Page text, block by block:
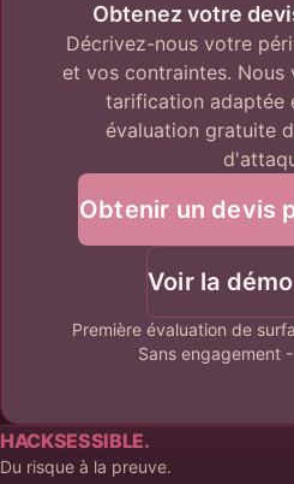
Obtenez votre
Décrivez-nous votre
et vos contraintes. Nous
tarification adaptée
évaluation gratuite
Obtenir un devis
Voir la
Première évaluation de
Sans engagement
HACKSESSIBLE.
Du risque à la preuve.